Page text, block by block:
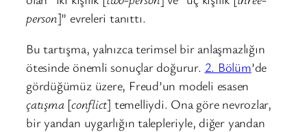
person]” evreleri tanıttı.
Bu tartışma, yalnızca terimsel bir anlaşmazlığın
ötesinde önemli sonuçlar doğurur. 2. Bölüm’de
gördüğümüz üzere, Freud’un modeli esasen
çatışma[conflict] temelliydi. Ona göre nevrozlar,
bir yandan uygarlığın talepleriyle, diğer yandan